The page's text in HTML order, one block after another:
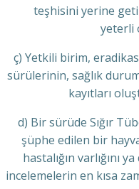
teşhisini yerine
yeterli
ç) Yetkili birim,
sürülerinin, sağlık
kayıtları
d) Bir sürüde Sığır
şüphe edilen bir
hastalığın varlığını
incelemelerin en kısa